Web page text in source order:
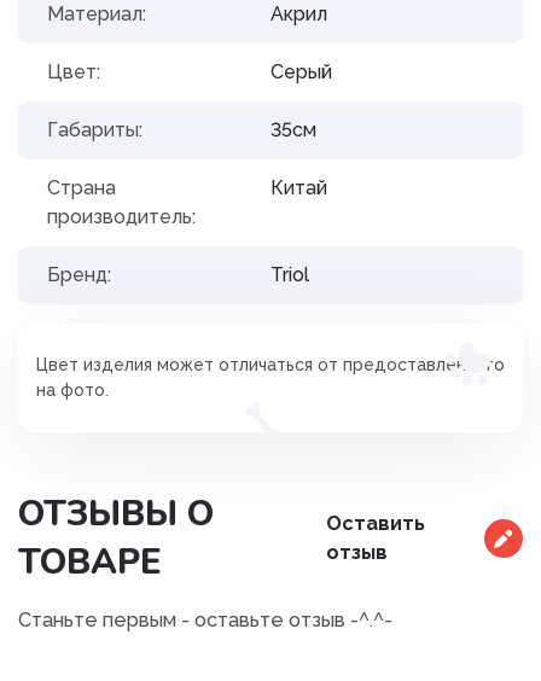
Материал: Акрил
Цвет: Серый
Габариты: 35см
Страна
производитель:
Китай
Бренд: Triol
Цвет изделия может отличаться от предоставленного
на фото.
ОТЗЫВЫ О
ТОВАРЕ
Оставить
отзыв
Станьте первым - оставьте отзыв -^.^-